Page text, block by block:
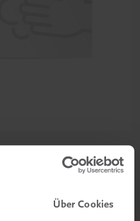
Über Cookies
professionell